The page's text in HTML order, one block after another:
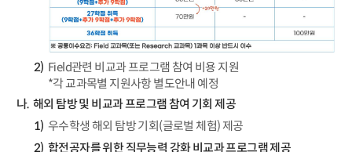
Field관련 비교과 프로그램 참여 비용 지원
*각 교과목별 지원사항 별도안내 예정
해외 탐방 및 비교과 프로그램 참여 기회 제공
우수학생 해외 탐방 기회(글로벌 체험) 제공
합전공자를 위한 직무능력 강화 비교과 프로그램 제공